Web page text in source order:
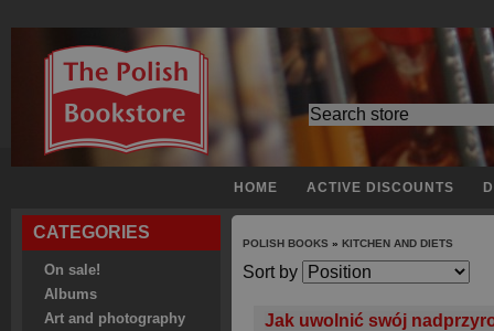
HOME ACTIVE DISCOUNTS
CATEGORIES
On sale!
Albums
Art and photography
POLISH BOOKS » KITCHEN AND DIETS
Sort by
Jak uwolnić swój